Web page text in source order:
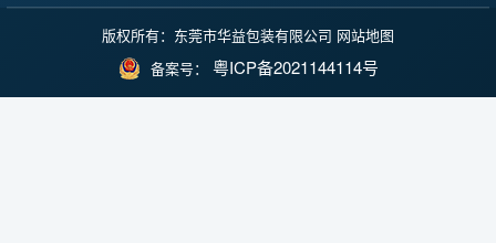
版权所有：东莞市华益包装有限公司 网站地图
备案号： 粤ICP备2021144114号